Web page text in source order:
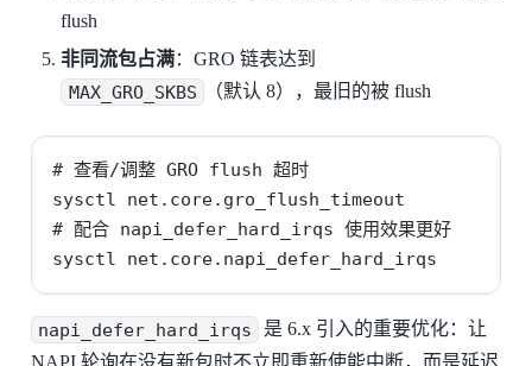
flush
非同流包占满：GRO 链表达到
MAX_GRO_SKBS （默认 8），最旧的被 flush
# 查看/调整 GRO flush 超时
sysctl net.core.gro_flush_timeout
# 配合 napi_defer_hard_irqs 使用效果更好
sysctl net.core.napi_defer_hard_irqs
napi_defer_hard_irqs
是 6.x 引入的重要优化：让